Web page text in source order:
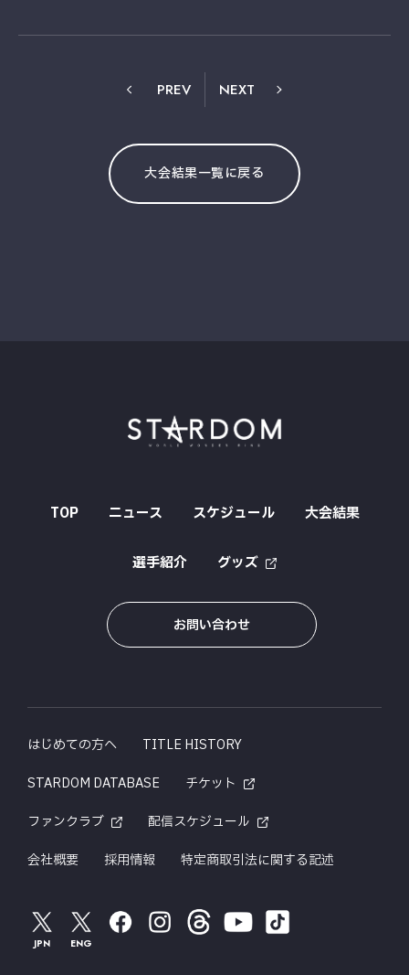
PREV NEXT
大会結果一覧に戻る
TOP ニュース スケジュール 大会結果
選手紹介 グッズ
お問い合わせ
はじめての方へ
TITLE HISTORY
STARDOM DATABASE
チケット
ファンクラブ
配信スケジュール
会社概要
採用情報 特定商取引法に関する記述
JPN ENG